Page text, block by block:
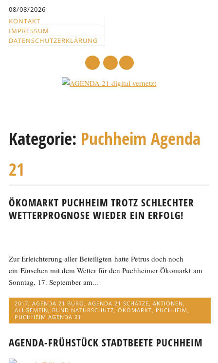
springen
08/08/2026
KONTAKT
IMPRESSUM
DATENSCHUTZERKLÄRUNG
zum
Kategorie: Puchheim Agenda
21
ÖKOMARKT PUCHHEIM TROTZ SCHLECHTER
WETTERPROGNOSE WIEDER EIN ERFOLG!
Zur Erleichterung aller Beteiligten hatte Petrus doch noch
ein Einsehen mit dem Wetter für den Puchheimer Ökomarkt am
Sonntag, 17. September am...
2017,AGENDA 21 BÜRO,AGENDA 21 SCHÄTZE,AKTIONEN,
ALLGEMEIN, BUND NATURSCHUTZ,ÖKOMARKT, PUCHHEIM,
PUCHHEIM AGENDA 21
AGENDA-FRÜHSTÜCK STADTBEETE PUCHHEIM